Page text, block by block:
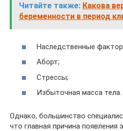
Читайте также: Какова
беременности в период
Наследственные
Аборт;
Стрессы;
Избыточная масса тела.
Однако, большинство
что главная причина появления